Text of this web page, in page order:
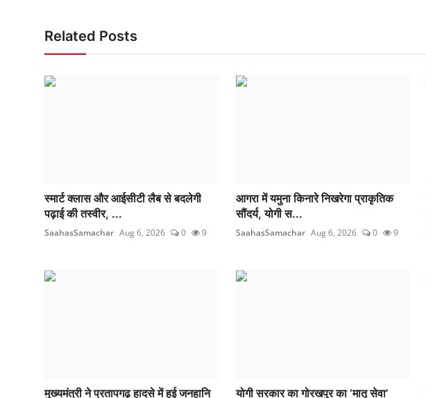
Related Posts
स्मार्ट क्लास और आईसीटी लैब से बदलेगी
पढ़ाई की तस्वीर, ...
SaahasSamachar Aug 6, 2026 0 9
आगरा में यमुना किनारे निखरेगा प्राकृतिक
सौंदर्य, योगी स...
SaahasSamachar Aug 6, 2026 0 9
मुख्यमंत्री ने प्रतापगढ़ हादसे में हुई जनहानि योगी सरकार का गोरखपुर का ‘मातृ सेवा’